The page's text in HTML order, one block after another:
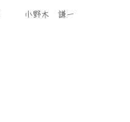
小野木 謙一